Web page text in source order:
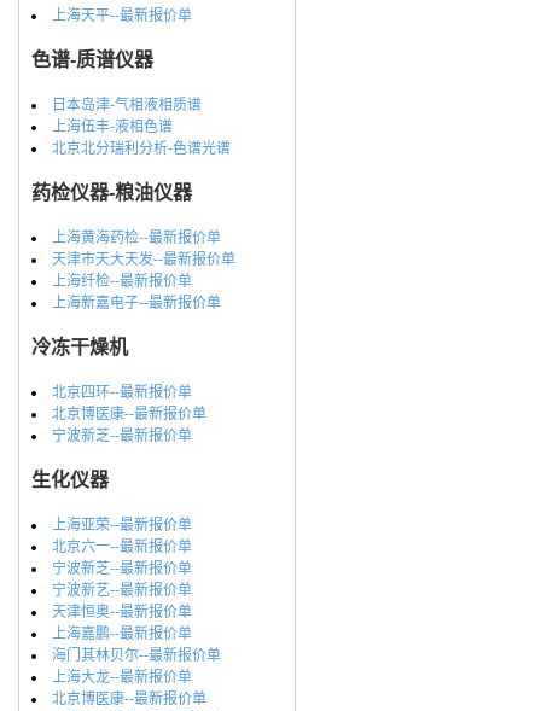
上海天平--最新报价单
色谱-质谱仪器
日本岛津-气相液相质谱
上海伍丰-液相色谱
北京北分瑞利分析-色谱光谱
药检仪器-粮油仪器
上海黄海药检--最新报价单
天津市天大天发--最新报价单
上海纤检--最新报价单
上海新嘉电子--最新报价单
冷冻干燥机
北京四环--最新报价单
北京博医康--最新报价单
宁波新芝--最新报价单
生化仪器
上海亚荣--最新报价单
北京六一--最新报价单
宁波新芝--最新报价单
宁波新艺--最新报价单
天津恒奥--最新报价单
上海嘉鹏--最新报价单
海门其林贝尔--最新报价单
上海大龙--最新报价单
北京博医康--最新报价单